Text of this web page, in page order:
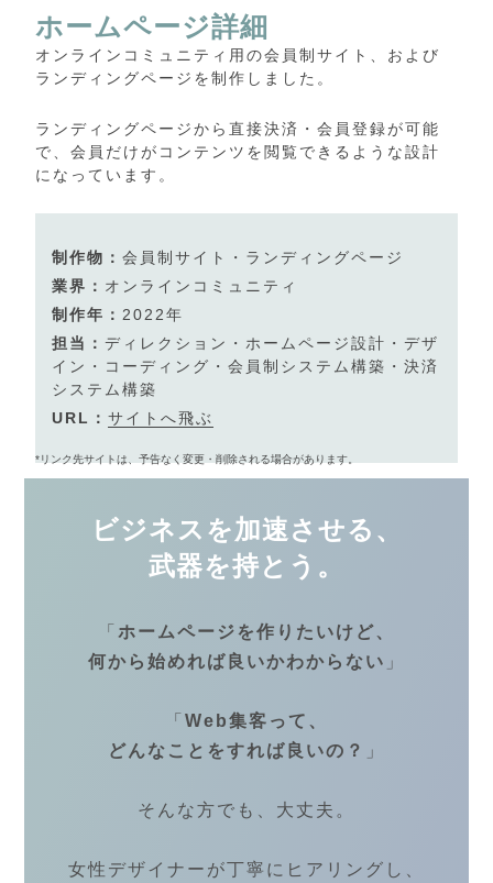
ホームページ詳細
オンラインコミュニティ用の会員制サイト、および
ランディングページを制作しました。
ランディングページから直接決済・会員登録が可能
で、会員だけがコンテンツを閲覧できるような設計
になっています。
制作物：会員制サイト・ランディングページ
業界： オンラインコミュニティ
制作年： 2022年
担当：ディレクション・ホームページ設計・デザ
イン・コーディング・会員制システム構築・決済
システム構築
URL：サイトへ飛ぶ
*リンク先サイトは、予告なく変更・削除される場合があります。
ビジネスを加速させる、
武器を持とう。
「 ホームページを作りたいけど、
何から始めれば良いかわからない 」
「 Web集客って、
どんなことをすれば良いの？
」
そんな方でも、大丈夫。
女性デザイナーが丁寧にヒアリングし、